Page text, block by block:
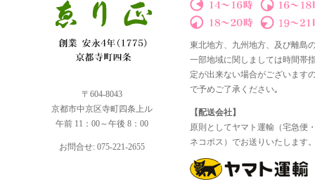
〒604-8043
京都市中京区寺町四条上ル
午前 11：00～午後 8：00
お問合せ: 075-221-2655
東北地方、九州地方、及び離島
一部地域に関しましては時間帯
定が出来ない場合がございます
で予めご了承ください｡
【配送会社】
原則としてヤマト運輸（宅急便
ネコポス）でお送りいたします